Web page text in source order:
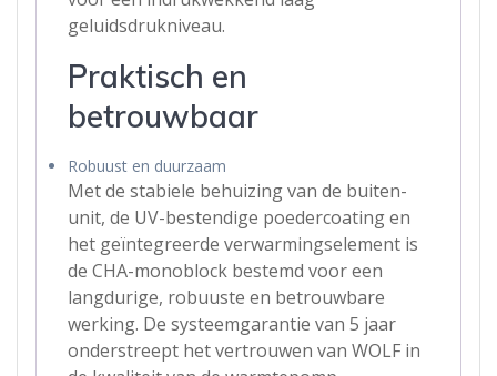
geluidsdrukniveau.
Praktisch en
betrouwbaar
Robuust en duurzaam
Met de stabiele behuizing van de buiten-
unit, de UV-bestendige poedercoating en
het geïntegreerde verwarmingselement is
de CHA-monoblock bestemd voor een
langdurige, robuuste en betrouwbare
werking. De systeemgarantie van 5 jaar
onderstreept het vertrouwen van WOLF in